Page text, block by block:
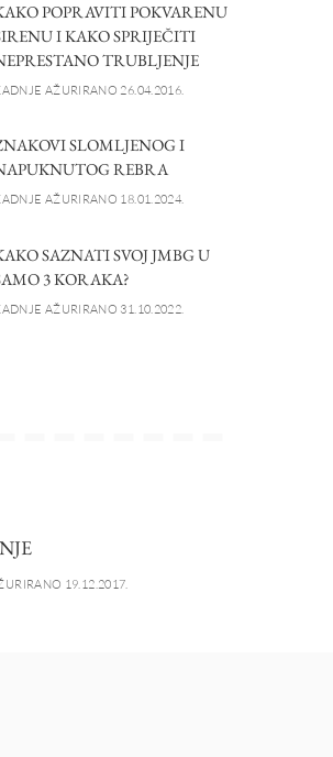
POPRAVITI POKVARENU
I KAKO SPRIJEČITI
TRUBLJENJE
AŽURIRANO 26.04.2016.
SLOMLJENOG I
REBRA
AŽURIRANO 18.01.2024.
SAZNATI SVOJ JMBG U
3 KORAKA?
AŽURIRANO 31.10.2022.
19.12.2017.